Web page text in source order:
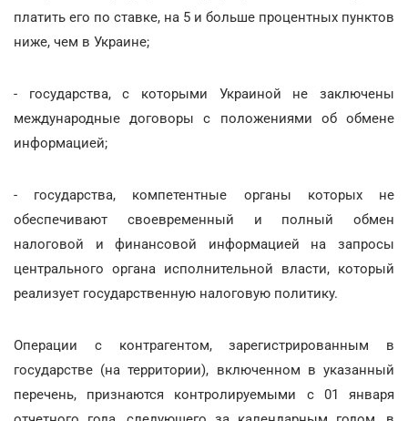
платить его по ставке, на 5 и больше процентных пунктов
ниже, чем в Украине;
- государства, с которыми Украиной не заключены
международные договоры с положениями об обмене
информацией;
- государства, компетентные органы которых не
обеспечивают своевременный и полный обмен
налоговой и финансовой информацией на запросы
центрального органа исполнительной власти, который
реализует государственную налоговую политику.
Операции с контрагентом, зарегистрированным в
государстве (на территории), включенном в указанный
перечень, признаются контролируемыми с 01 января